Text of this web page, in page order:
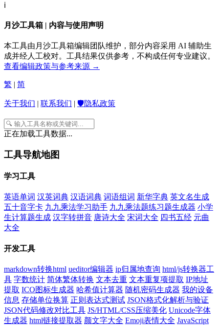
ℹ️
月沙工具箱 | 内容与使用声明
本工具由月沙工具箱编辑团队维护，部分内容采用 AI 辅助生
成并经人工校对。工具结果仅供参考，不构成任何专业建议。
查看编辑政策与参考来源 →
繁 | 简
关于我们 | 联系我们 | 🛡️隐私政策
正在加载工具数据...
工具导航地图
学习工具
英语单词 汉英词典 汉语词典 词语组词 新华字典 英文名生成
五十音字卡 九九乘法学习助手 九九乘法题练习题生成器 小学
生计算题生成 汉字转拼音 唐诗大全 宋词大全 四书五经 元曲
大全
开发工具
markdown转换html ueditor编辑器 ip归属地查询 html/js转换器工
具 字数统计 简体繁体转换 文本去重 文本重复项提取 IP地址
提取 ICO图标生成器 哈希值计算器 随机密码生成器 我的设备
信息 存储单位换算 正则表达式测试 JSON格式化解析与验证
JSON代码修改对比工具 JS/HTML/CSS压缩美化 Unicode字体
生成器 html链接提取器 颜文字大全 Emoji表情大全 JavaScript